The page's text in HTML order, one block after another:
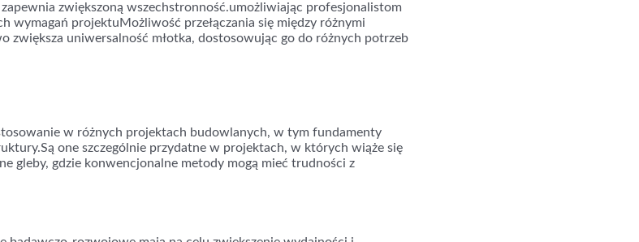
zwiększoną wszechstronność.umożliwiając profesjonalistom
wymagań projektuMożliwość przełączania się między różnymi
zwiększa uniwersalność młotka, dostosowując go do różnych potrzeb
w różnych projektach budowlanych, w tym fundamenty
one szczególnie przydatne w projektach, w których wiąże się
gleby, gdzie konwencjonalne metody mogą mieć trudności z